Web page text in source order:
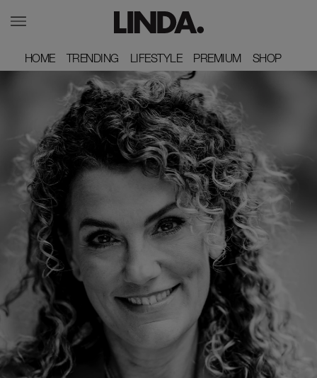
HOME
HOME TRENDING
TRENDING LIFESTYLE
LIFESTYLE PREMIUM
PREMIUM SHOP
SHOP